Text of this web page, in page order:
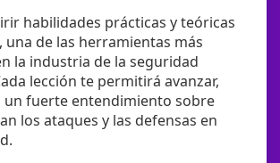
habilidades prácticas y teóricas
una de las herramientas más
la industria de la seguridad
lección te permitirá avanzar,
un fuerte entendimiento sobre
los ataques y las defensas en